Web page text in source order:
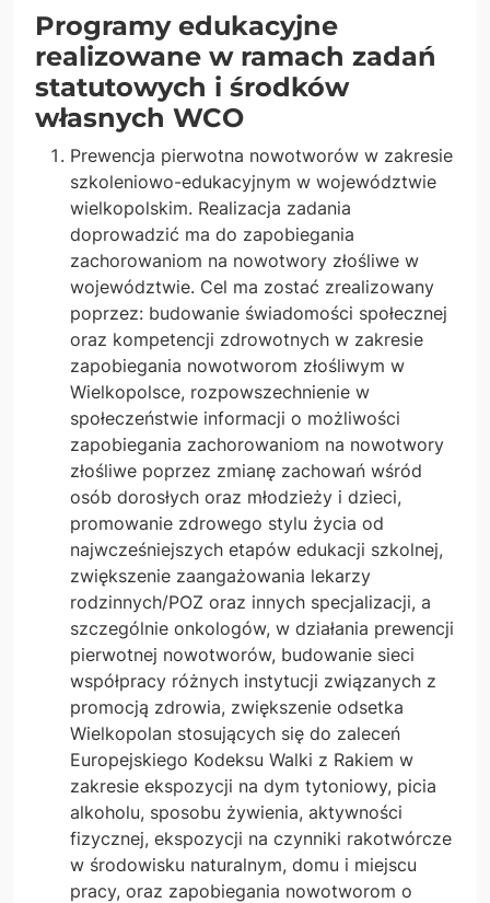
Programy edukacyjne
realizowane w ramach zadań
statutowych i środków
własnych WCO
Prewencja pierwotna nowotworów w zakresie
szkoleniowo-edukacyjnym w województwie
wielkopolskim. Realizacja zadania
doprowadzić ma do zapobiegania
zachorowaniom na nowotwory złośliwe w
województwie. Cel ma zostać zrealizowany
poprzez: budowanie świadomości społecznej
oraz kompetencji zdrowotnych w zakresie
zapobiegania nowotworom złośliwym w
Wielkopolsce, rozpowszechnienie w
społeczeństwie informacji o możliwości
zapobiegania zachorowaniom na nowotwory
złośliwe poprzez zmianę zachowań wśród
osób dorosłych oraz młodzieży i dzieci,
promowanie zdrowego stylu życia od
najwcześniejszych etapów edukacji szkolnej,
zwiększenie zaangażowania lekarzy
rodzinnych/POZ oraz innych specjalizacji, a
szczególnie onkologów, w działania prewencji
pierwotnej nowotworów, budowanie sieci
współpracy różnych instytucji związanych z
promocją zdrowia, zwiększenie odsetka
Wielkopolan stosujących się do zaleceń
Europejskiego Kodeksu Walki z Rakiem w
zakresie ekspozycji na dym tytoniowy, picia
alkoholu, sposobu żywienia, aktywności
fizycznej, ekspozycji na czynniki rakotwórcze
w środowisku naturalnym, domu i miejscu
pracy, oraz zapobiegania nowotworom o